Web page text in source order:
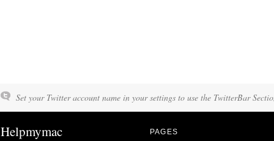
Set your Twitter account name in your settings to use the TwitterBar
Helpmymac PAGES